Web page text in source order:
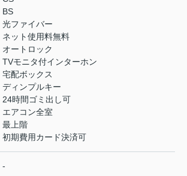
BS
光ファイバー
ネット使用料無料
オートロック
TVモニタ付インターホン
宅配ボックス
ディンプルキー
24時間ゴミ出し可
エアコン全室
最上階
初期費用カード決済可
-